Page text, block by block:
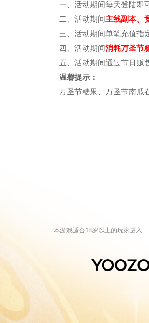
一、活动期间每天登陆即
二、活动期间主线副本、
三、活动期间单笔充值指
四、活动期间消耗万圣节
五、活动期间通过节日贩
温馨提示：
万圣节糖果、万圣节南瓜
本游戏适合18岁以上的玩家进入